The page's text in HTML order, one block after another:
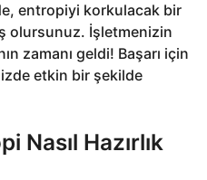
entropiyi korkulacak bir
olursunuz. İşletmenizin
zamanı geldi! Başarı için
etkin bir şekilde
Nasıl Hazırlık